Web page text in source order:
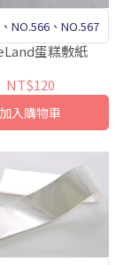
NO.566、NO.567
蛋糕敷紙
NT$120
加入購物車